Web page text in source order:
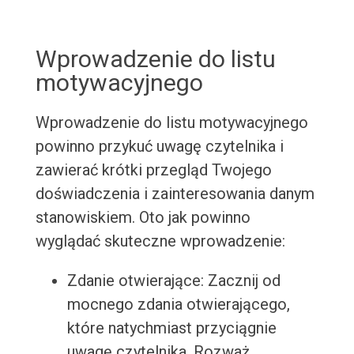
Wprowadzenie do listu
motywacyjnego
Wprowadzenie do listu motywacyjnego
powinno przykuć uwagę czytelnika i
zawierać krótki przegląd Twojego
doświadczenia i zainteresowania danym
stanowiskiem. Oto jak powinno
wyglądać skuteczne wprowadzenie:
Zdanie otwierające: Zacznij od
mocnego zdania otwierającego,
które natychmiast przyciągnie